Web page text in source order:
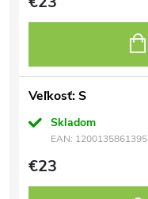
Veľkosť: S
Skladom
EAN: 1200135861395
€23